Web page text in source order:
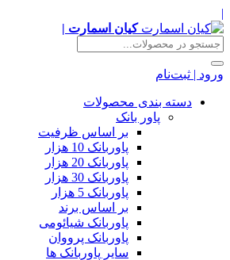
|
کیان اسمارت |
ورود | ثبت‌نام
دسته بندی محصولات
پاور بانک
بر اساس ظرفیت
پاوربانک 10 هزار
پاوربانک 20 هزار
پاوربانک 30 هزار
پاوربانک 5 هزار
بر اساس برند
پاوربانک شیائومی
پاوربانک پرووان
سایر پاوربانک ها